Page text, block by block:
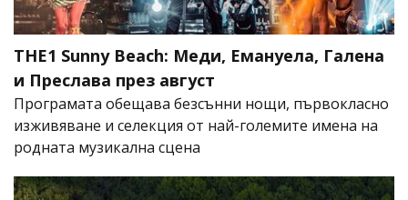
THE1 Sunny Beach: Меди, Емануела, Галена
и Преслава през август
Програмата обещава безсънни нощи, първокласно
изживяване и селекция от най-големите имена на
родната музикална сцена